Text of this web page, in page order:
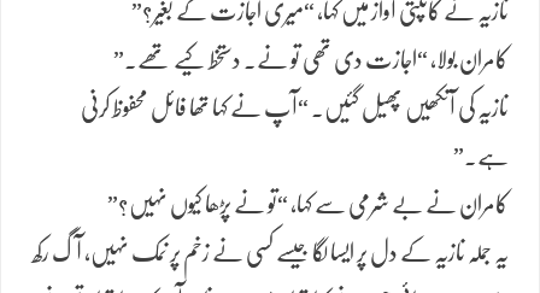
نازیہ نے کانپتی آواز میں کہا، “میری اجازت کے بغیر؟”
کامران بولا، “اجازت دی تھی تو نے۔ دستخط کیے تھے۔”
نازیہ کی آنکھیں پھیل گئیں۔ “آپ نے کہا تھا فائل محفوظ کرنی
ہے۔”
کامران نے بے شرمی سے کہا، “تو نے پڑھا کیوں نہیں؟”
یہ جملہ نازیہ کے دل پر ایسا لگا جیسے کسی نے زخم پر نمک نہیں، آگ رکھ